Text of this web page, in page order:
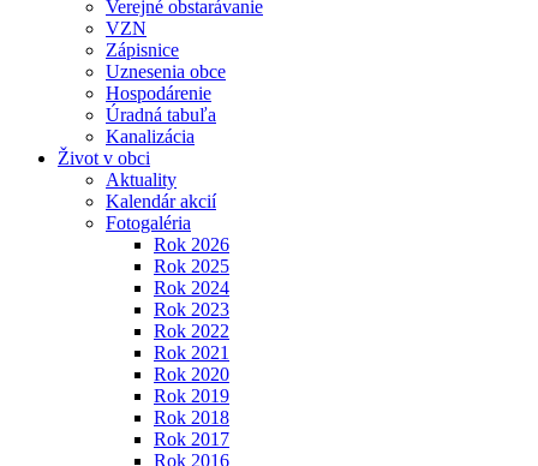
Verejné obstarávanie
VZN
Zápisnice
Uznesenia obce
Hospodárenie
Úradná tabuľa
Kanalizácia
Život v obci
Aktuality
Kalendár akcií
Fotogaléria
Rok 2026
Rok 2025
Rok 2024
Rok 2023
Rok 2022
Rok 2021
Rok 2020
Rok 2019
Rok 2018
Rok 2017
Rok 2016